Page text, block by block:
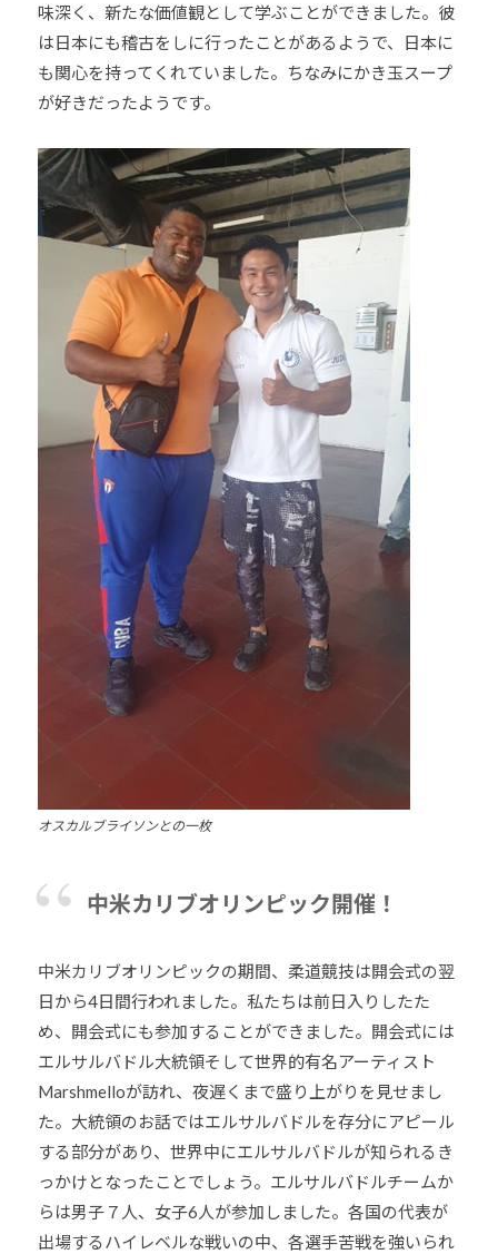
味深く、新たな価値観として学ぶことができました。彼
は日本にも稽古をしに行ったことがあるようで、日本に
も関心を持ってくれていました。ちなみにかき玉スープ
が好きだったようです。
オスカルブライソンとの一枚
中米カリブオリンピック開催！
中米カリブオリンピックの期間、柔道競技は開会式の翌
日から4日間行われました。私たちは前日入りしたた
め、開会式にも参加することができました。開会式には
エルサルバドル大統領そして世界的有名アーティスト
Marshmelloが訪れ、夜遅くまで盛り上がりを見せまし
た。大統領のお話ではエルサルバドルを存分にアピール
する部分があり、世界中にエルサルバドルが知られるき
っかけとなったことでしょう。エルサルバドルチームか
らは男子７人、女子6人が参加しました。各国の代表が
出場するハイレベルな戦いの中、各選手苦戦を強いられ